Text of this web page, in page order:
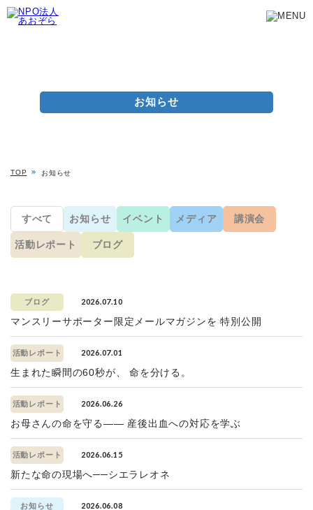
お知らせ
TOP お知らせ
すべて お知らせ イベント メディア 講演会
活動レポート ブログ
ブログ 2026.07.10
マンスリーサポーター限定メールマガジンを 特別公開
活動レポート 2026.07.01
生まれた瞬間の60秒が、 命を分ける。
活動レポート 2026.06.26
お母さんの命を守る—— 産後出血への対応を学ぶ
活動レポート 2026.06.15
新たな命の現場へ──シエラレオネ
お知らせ 2026.06.08